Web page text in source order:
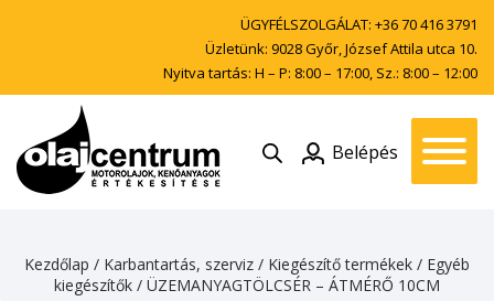
ÜGYFÉLSZOLGÁLAT: +36 70 416 3791
Üzletünk: 9028 Győr, József Attila utca 10.
Nyitva tartás: H – P: 8:00 – 17:00, Sz.: 8:00 – 12:00
Belépés
Kezdőlap / Karbantartás, szerviz / Kiegészítő termékek / Egyéb
kiegészítők / ÜZEMANYAGTÖLCSÉR – ÁTMÉRŐ 10CM